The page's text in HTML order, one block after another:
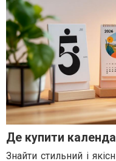
Де купити
Знайти стильний і